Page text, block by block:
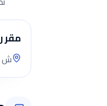
مقر
ش